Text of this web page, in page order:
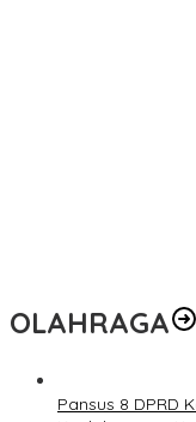
OLAHRAGA
Pansus 8 DPRD